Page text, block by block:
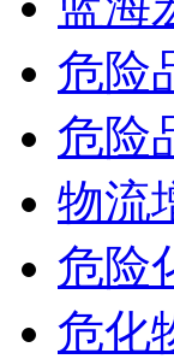
危险
危险
物流
危险
危化